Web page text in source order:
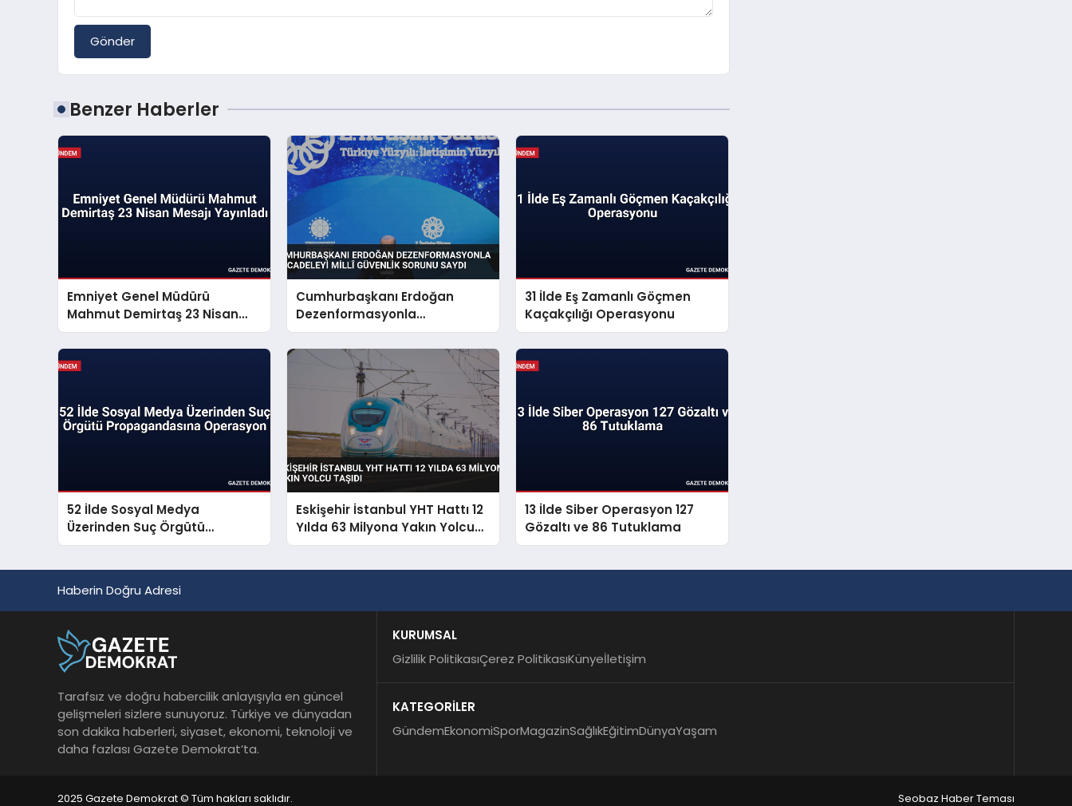
Gönder
Benzer Haberler
Emniyet Genel Müdürü
Mahmut Demirtaş 23 Nisan
Mesajı Yayınladı
Cumhurbaşkanı Erdoğan
Dezenformasyonla
Mücadeleyi Millî Güvenlik
Sorunu Saydı
31 İlde Eş Zamanlı Göçmen
Kaçakçılığı Operasyonu
52 İlde Sosyal Medya
Üzerinden Suç Örgütü
Propagandasına Operasyon
Eskişehir İstanbul YHT Hattı 12
Yılda 63 Milyona Yakın Yolcu
Taşıdı
13 İlde Siber Operasyon 127
Gözaltı ve 86 Tutuklama
Haberin Doğru Adresi
Tarafsız ve doğru habercilik anlayışıyla en güncel
gelişmeleri sizlere sunuyoruz. Türkiye ve dünyadan
son dakika haberleri, siyaset, ekonomi, teknoloji ve
daha fazlası Gazete Demokrat’ta.
KURUMSAL
Gizlilik PolitikasıÇerez PolitikasıKünyeİletişim
KATEGORİLER
GündemEkonomiSporMagazinSağlıkEğitimDünyaYaşam
2025 Gazete Demokrat © Tüm hakları saklıdır. Seobaz Haber Teması